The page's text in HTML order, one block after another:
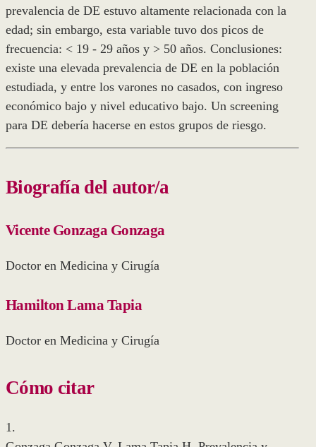
prevalencia de DE estuvo altamente relacionada con la
edad; sin embargo, esta variable tuvo dos picos de
frecuencia: < 19 - 29 años y > 50 años. Conclusiones:
existe una elevada prevalencia de DE en la población
estudiada, y entre los varones no casados, con ingreso
económico bajo y nivel educativo bajo. Un screening
para DE debería hacerse en estos grupos de riesgo.
Biografía del autor/a
Vicente Gonzaga Gonzaga
Doctor en Medicina y Cirugía
Hamilton Lama Tapia
Doctor en Medicina y Cirugía
Cómo citar
1.